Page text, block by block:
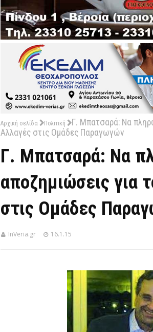
Αρχική σελίδα Πολιτική
Γ. Μπατσαρά: Να
Αλλαγές στις Ομάδες Παραγωγών
Γ. Μπατσαρά: Να
αποζημιώσεις για
στις Ομάδες
InVeria.gr 16.1.15